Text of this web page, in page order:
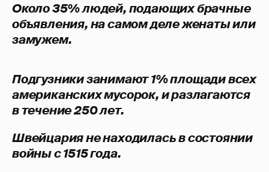
Около 35% людей, подающих брачные
объявления, на самом деле женаты или
замужем.
Подгузники занимают 1% площади всех
американских мусорок, и разлагаются
в течение 250 лет.
Швейцария не находилась в состоянии
войны с 1515 года.